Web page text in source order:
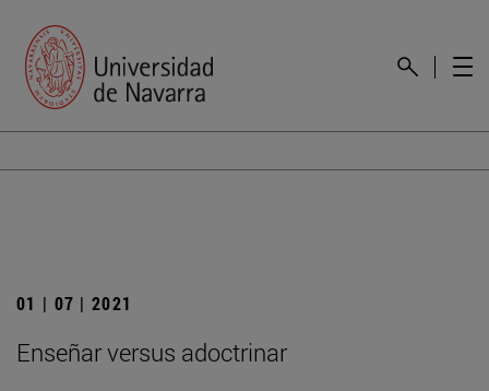
01 | 07 | 2021
Enseñar versus adoctrinar